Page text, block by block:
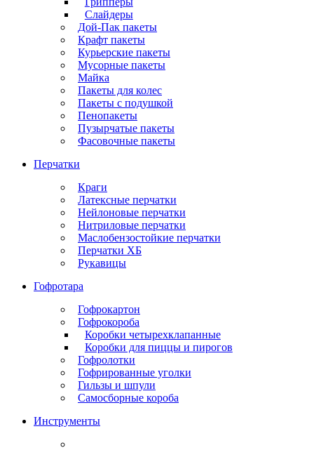
Слайдеры
Дой-Пак пакеты
Крафт пакеты
Курьерские пакеты
Мусорные пакеты
Майка
Пакеты для колес
Пакеты с подушкой
Пенопакеты
Пузырчатые пакеты
Фасовочные пакеты
Перчатки
Краги
Латексные перчатки
Нейлоновые перчатки
Нитриловые перчатки
Маслобензостойкие перчатки
Перчатки ХБ
Рукавицы
Гофротара
Гофрокартон
Гофрокороба
Коробки четырехклапанные
Коробки для пиццы и пирогов
Гофролотки
Гофрированные уголки
Гильзы и шпули
Самосборные короба
Инструменты